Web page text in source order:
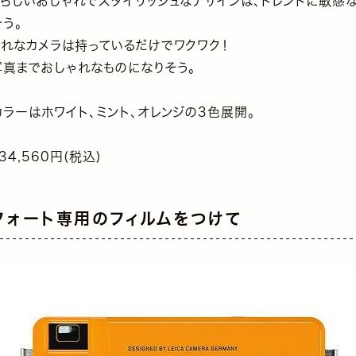
。
なカメラは持っているだけでワクワク！
までおしゃれなものになりそう。
ーはホワイト、ミント、オレンジの3色展開。
34,560円(税込)
ォート専用のフィルムをつけて